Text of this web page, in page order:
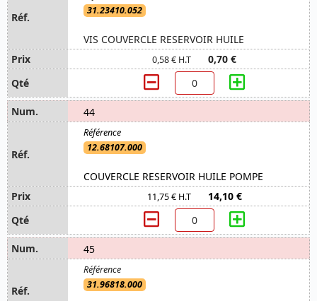
31.23410.052
VIS COUVERCLE RESERVOIR HUILE
0,58 € H.T 0,70 €
44
12.68107.000
COUVERCLE RESERVOIR HUILE POMPE
11,75 € H.T 14,10 €
45
31.96818.000